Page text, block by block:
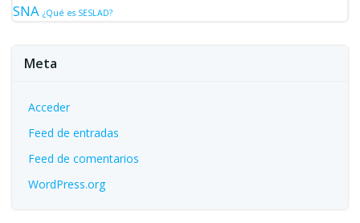
SNA ¿Qué es SESLAD?
Meta
Acceder
Feed de entradas
Feed de comentarios
WordPress.org